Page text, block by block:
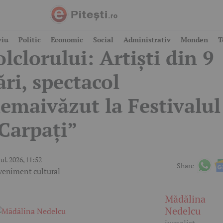
Politic Economic Social Administrativ Monden
devine capitala
Artiști din 9
spectacol
la Festivalul
2026, 11:52
cultural
Share
Mădălina
Nedelcu